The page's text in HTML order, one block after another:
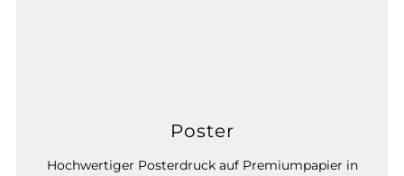
Poster
Hochwertiger Posterdruck auf Premiumpapier in